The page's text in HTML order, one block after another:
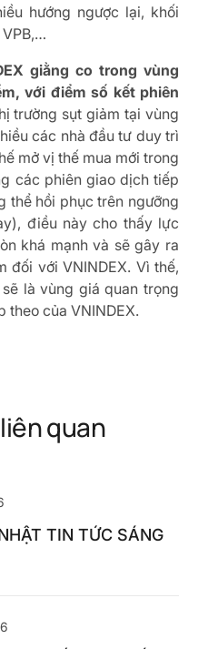
hướng ngược lại, khối
VPB,…
giằng co trong vùng
với điểm số kết phiên
trường sụt giảm tại vùng
các nhà đầu tư duy trì
mở vị thế mua mới trong
các phiên giao dịch tiếp
thể hồi phục trên ngưỡng
điều này cho thấy lực
khá mạnh và sẽ gây ra
với VNINDEX. Vì thế,
là vùng giá quan trọng
theo của VNINDEX.
quan
TIN TỨC SÁNG